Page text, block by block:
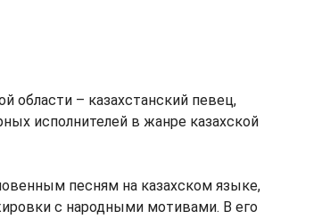
области – казахстанский певец,
исполнителей в жанре казахской
песням на казахском языке,
с народными мотивами. В его